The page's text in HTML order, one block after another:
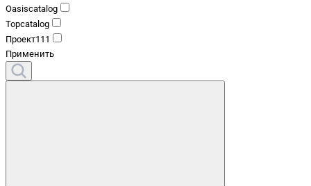
Oasiscatalog
Topcatalog
Проект111
Применить